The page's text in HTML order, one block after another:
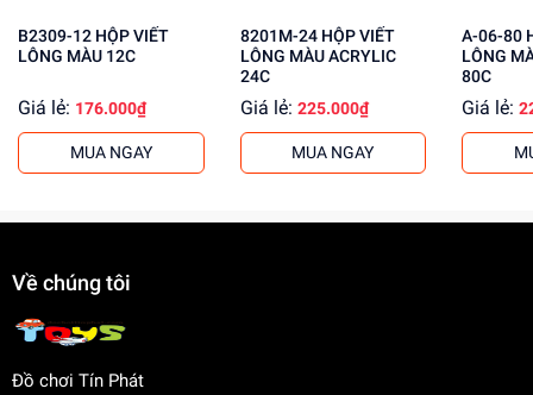
B2309-12 HỘP VIẾT
LÔNG MÀU 12C
Giá lẻ: 176.000₫
MUA NGAY
8201M-24 HỘP VIẾT
LÔNG MÀU ACRYLIC
24C
Giá lẻ: 225.000₫
MUA NGAY
A-06-80 HỘP VIẾT
LÔNG
80C
Giá lẻ:
Về chúng tôi
Đồ chơi Tín Phát